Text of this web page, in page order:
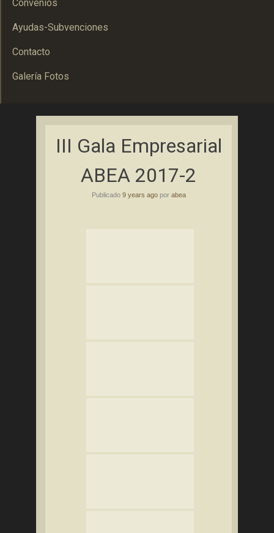
Convenios
Ayudas-Subvenciones
Contacto
Galería Fotos
ABEA
III Gala Empresarial
ABEA 2017-2
Publicado 9 years agopor abea